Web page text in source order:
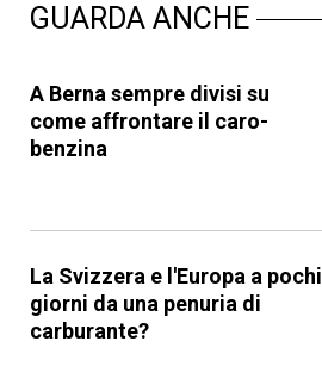
GUARDA ANCHE
A Berna sempre divisi su
come affrontare il caro-
benzina
La Svizzera e l'Europa a pochi
giorni da una penuria di
carburante?